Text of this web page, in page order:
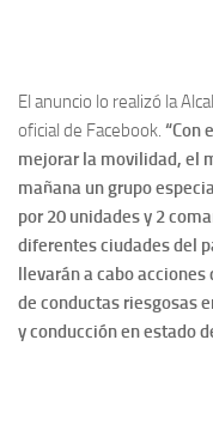
El anuncio lo realizó la
oficial de Facebook. “Con
mejorar la movilidad, el
mañana un grupo
por 20 unidades y 2
diferentes ciudades del
llevarán a cabo
de conductas riesgosas
y conducción en estado